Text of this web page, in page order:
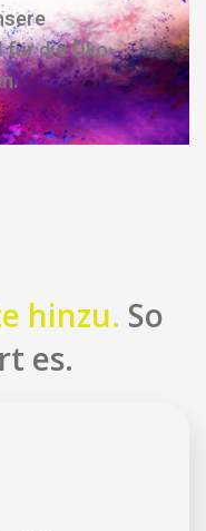
für die Öko-
hinzu. So
es.